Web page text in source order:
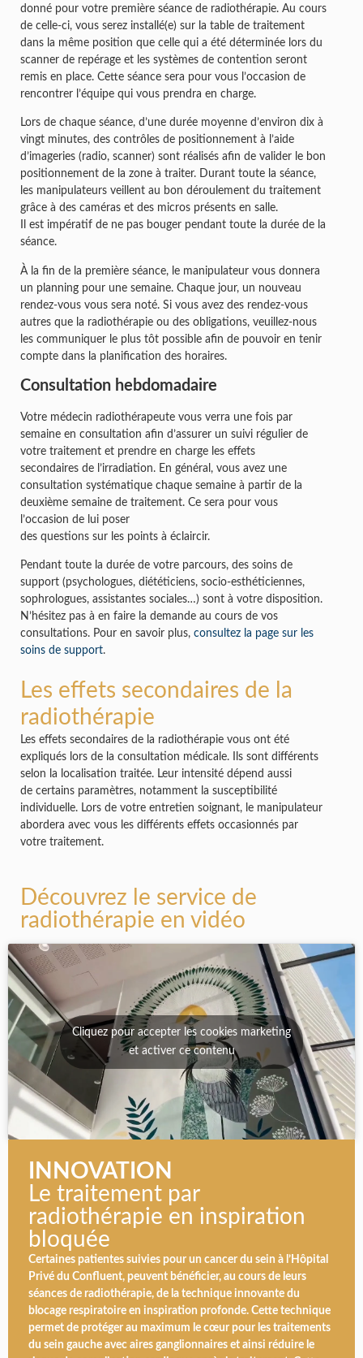
donné pour votre première séance de radiothérapie. Au cours
de celle-ci, vous serez installé(e) sur la table de traitement
dans la même position que celle qui a été déterminée lors du
scanner de repérage et les systèmes de contention seront
remis en place. Cette séance sera pour vous l’occasion de
rencontrer l’équipe qui vous prendra en charge.
Lors de chaque séance, d’une durée moyenne d’environ dix à
vingt minutes, des contrôles de positionnement à l’aide
d’imageries (radio, scanner) sont réalisés afin de valider le bon
positionnement de la zone à traiter. Durant toute la séance,
les manipulateurs veillent au bon déroulement du traitement
grâce à des caméras et des micros présents en salle.
Il est impératif de ne pas bouger pendant toute la durée de la
séance.
À la fin de la première séance, le manipulateur vous donnera
un planning pour une semaine. Chaque jour, un nouveau
rendez-vous vous sera noté. Si vous avez des rendez-vous
autres que la radiothérapie ou des obligations, veuillez-nous
les communiquer le plus tôt possible afin de pouvoir en tenir
compte dans la planification des horaires.
Consultation hebdomadaire
Votre médecin radiothérapeute vous verra une fois par
semaine en consultation afin d’assurer un suivi régulier de
votre traitement et prendre en charge les effets
secondaires de l’irradiation. En général, vous avez une
consultation systématique chaque semaine à partir de la
deuxième semaine de traitement. Ce sera pour vous
l’occasion de lui poser
des questions sur les points à éclaircir.
Pendant toute la durée de votre parcours, des soins de
support (psychologues, diététiciens, socio-esthéticiennes,
sophrologues, assistantes sociales…) sont à votre disposition.
N’hésitez pas à en faire la demande au cours de vos
consultations. Pour en savoir plus, consultez la page sur les
soins de support.
Les effets secondaires de la
radiothérapie
Les effets secondaires de la radiothérapie vous ont été
expliqués lors de la consultation médicale. Ils sont différents
selon la localisation traitée. Leur intensité dépend aussi
de certains paramètres, notamment la susceptibilité
individuelle. Lors de votre entretien soignant, le manipulateur
abordera avec vous les différents effets occasionnés par
votre traitement.
Découvrez le service de
radiothérapie en vidéo
Cliquez pour accepter les cookies marketing
et activer ce contenu
INNOVATION
Le traitement par
radiothérapie en inspiration
bloquée
Certaines patientes suivies pour un cancer du sein à l’Hôpital
Privé du Confluent, peuvent bénéficier, au cours de leurs
séances de radiothérapie, de la technique innovante du
blocage respiratoire en inspiration profonde. Cette technique
permet de protéger au maximum le cœur pour les traitements
du sein gauche avec aires ganglionnaires et ainsi réduire le